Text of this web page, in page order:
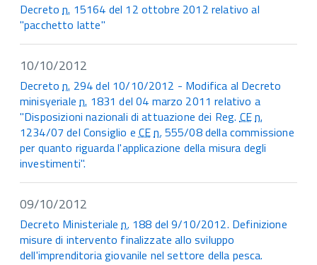
Decreton. 15164 del 12 ottobre 2012 relativo al
"pacchetto latte"
10/10/2012
Decreton. 294 del 10/10/2012 - Modifica al Decreto
minisyerialen. 1831 del 04 marzo 2011 relativo a
"Disposizioni nazionali di attuazione dei Reg.CEn.
1234/07 del Consiglio eCEn. 555/08 della commissione
per quanto riguarda l'applicazione della misura degli
investimenti".
09/10/2012
Decreto Ministerialen. 188 del 9/10/2012. Definizione
misure di intervento finalizzate allo sviluppo
dell'imprenditoria giovanile nel settore della pesca.